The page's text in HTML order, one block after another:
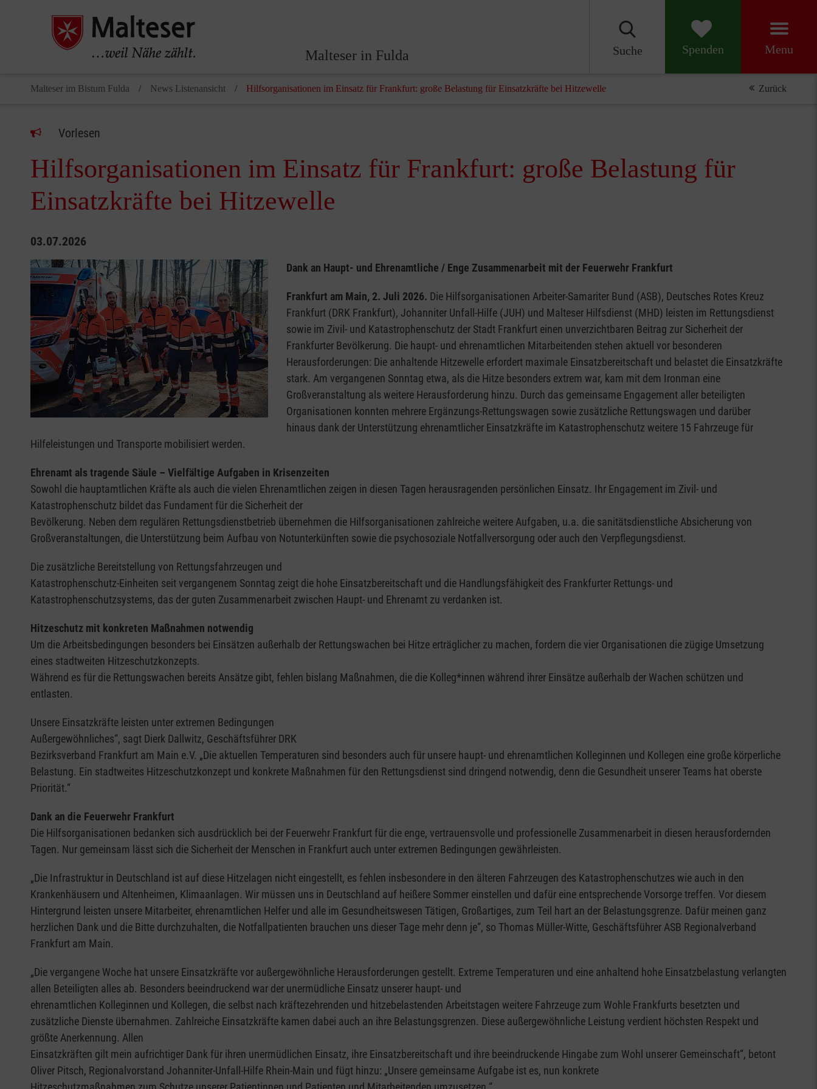
Malteser in Fulda Suche Spenden Menu
Malteser im Bistum Fulda News Listenansicht Hilfsorganisationen im Einsatz für Frankfurt: große Belastung für Einsatzkräfte bei Hitzewelle Zurück
Vorlesen
Hilfsorganisationen im Einsatz für Frankfurt: große Belastung für
Einsatzkräfte bei Hitzewelle
03.07.2026
Dank an Haupt- und Ehrenamtliche / Enge Zusammenarbeit mit der Feuerwehr Frankfurt
Frankfurt am Main, 2. Juli 2026. Die Hilfsorganisationen Arbeiter-Samariter Bund (ASB), Deutsches Rotes Kreuz
Frankfurt (DRK Frankfurt), Johanniter Unfall-Hilfe (JUH) und Malteser Hilfsdienst (MHD) leisten im Rettungsdienst
sowie im Zivil- und Katastrophenschutz der Stadt Frankfurt einen unverzichtbaren Beitrag zur Sicherheit der
Frankfurter Bevölkerung. Die haupt- und ehrenamtlichen Mitarbeitenden stehen aktuell vor besonderen
Herausforderungen: Die anhaltende Hitzewelle erfordert maximale Einsatzbereitschaft und belastet die Einsatzkräfte
stark. Am vergangenen Sonntag etwa, als die Hitze besonders extrem war, kam mit dem Ironman eine
Großveranstaltung als weitere Herausforderung hinzu. Durch das gemeinsame Engagement aller beteiligten
Organisationen konnten mehrere Ergänzungs-Rettungswagen sowie zusätzliche Rettungswagen und darüber
hinaus dank der Unterstützung ehrenamtlicher Einsatzkräfte im Katastrophenschutz weitere 15 Fahrzeuge für
Hilfeleistungen und Transporte mobilisiert werden.
Ehrenamt als tragende Säule – Vielfältige Aufgaben in Krisenzeiten
Sowohl die hauptamtlichen Kräfte als auch die vielen Ehrenamtlichen zeigen in diesen Tagen herausragenden persönlichen Einsatz. Ihr Engagement im Zivil- und
Katastrophenschutz bildet das Fundament für die Sicherheit der
Bevölkerung. Neben dem regulären Rettungsdienstbetrieb übernehmen die Hilfsorganisationen zahlreiche weitere Aufgaben, u.a. die sanitätsdienstliche Absicherung von
Großveranstaltungen, die Unterstützung beim Aufbau von Notunterkünften sowie die psychosoziale Notfallversorgung oder auch den Verpflegungsdienst.
Die zusätzliche Bereitstellung von Rettungsfahrzeugen und
Katastrophenschutz-Einheiten seit vergangenem Sonntag zeigt die hohe Einsatzbereitschaft und die Handlungsfähigkeit des Frankfurter Rettungs- und
Katastrophenschutzsystems, das der guten Zusammenarbeit zwischen Haupt- und Ehrenamt zu verdanken ist.
Hitzeschutz mit konkreten Maßnahmen notwendig
Um die Arbeitsbedingungen besonders bei Einsätzen außerhalb der Rettungswachen bei Hitze erträglicher zu machen, fordern die vier Organisationen die zügige Umsetzung
eines stadtweiten Hitzeschutzkonzepts.
Während es für die Rettungswachen bereits Ansätze gibt, fehlen bislang Maßnahmen, die die Kolleg*innen während ihrer Einsätze außerhalb der Wachen schützen und
entlasten.
Unsere Einsatzkräfte leisten unter extremen Bedingungen
Außergewöhnliches“, sagt Dierk Dallwitz, Geschäftsführer DRK
Bezirksverband Frankfurt am Main e.V. „Die aktuellen Temperaturen sind besonders auch für unsere haupt- und ehrenamtlichen Kolleginnen und Kollegen eine große körperliche
Belastung. Ein stadtweites Hitzeschutzkonzept und konkrete Maßnahmen für den Rettungsdienst sind dringend notwendig, denn die Gesundheit unserer Teams hat oberste
Priorität.“
Dank an die Feuerwehr Frankfurt
Die Hilfsorganisationen bedanken sich ausdrücklich bei der Feuerwehr Frankfurt für die enge, vertrauensvolle und professionelle Zusammenarbeit in diesen herausfordernden
Tagen. Nur gemeinsam lässt sich die Sicherheit der Menschen in Frankfurt auch unter extremen Bedingungen gewährleisten.
„Die Infrastruktur in Deutschland ist auf diese Hitzelagen nicht eingestellt, es fehlen insbesondere in den älteren Fahrzeugen des Katastrophenschutzes wie auch in den
Krankenhäusern und Altenheimen, Klimaanlagen. Wir müssen uns in Deutschland auf heißere Sommer einstellen und dafür eine entsprechende Vorsorge treffen. Vor diesem
Hintergrund leisten unsere Mitarbeiter, ehrenamtlichen Helfer und alle im Gesundheitswesen Tätigen, Großartiges, zum Teil hart an der Belastungsgrenze. Dafür meinen ganz
herzlichen Dank und die Bitte durchzuhalten, die Notfallpatienten brauchen uns dieser Tage mehr denn je“, so Thomas Müller-Witte, Geschäftsführer ASB Regionalverband
Frankfurt am Main.
„Die vergangene Woche hat unsere Einsatzkräfte vor außergewöhnliche Herausforderungen gestellt. Extreme Temperaturen und eine anhaltend hohe Einsatzbelastung verlangten
allen Beteiligten alles ab. Besonders beeindruckend war der unermüdliche Einsatz unserer haupt- und
ehrenamtlichen Kolleginnen und Kollegen, die selbst nach kräftezehrenden und hitzebelastenden Arbeitstagen weitere Fahrzeuge zum Wohle Frankfurts besetzten und
zusätzliche Dienste übernahmen. Zahlreiche Einsatzkräfte kamen dabei auch an ihre Belastungsgrenzen. Diese außergewöhnliche Leistung verdient höchsten Respekt und
größte Anerkennung. Allen
Einsatzkräften gilt mein aufrichtiger Dank für ihren unermüdlichen Einsatz, ihre Einsatzbereitschaft und ihre beeindruckende Hingabe zum Wohl unserer Gemeinschaft“, betont
Oliver Pitsch, Regionalvorstand Johanniter-Unfall-Hilfe Rhein-Main und fügt hinzu: „Unsere gemeinsame Aufgabe ist es, nun konkrete